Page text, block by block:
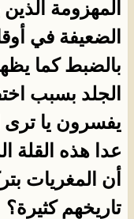
المهزومة
الضعيفة في
بالضبط كما
الجلد بسبب
يفسرون يا
عدا هذه القلة
أن المغريات
تاريخهم كثيرة؟